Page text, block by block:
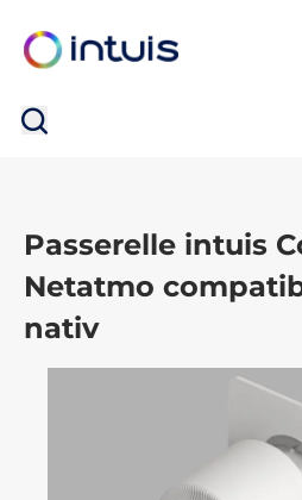
Passerelle intuis
Netatmo
nativ